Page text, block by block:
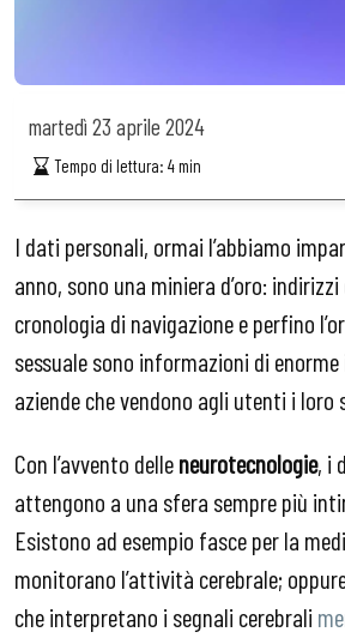
martedì 23 aprile 2024
Tempo di lettura:4min
I dati personali, ormai l’abbiamo
anno, sono una miniera d’oro:
cronologia di navigazione e perfino
sessuale sono informazioni di
aziende che vendono agli utenti i loro
Con l’avvento delleneurotecnologie, i
attengono a una sfera sempre più
Esistono ad esempio fasce per la
monitorano l’attività cerebrale;
che interpretano i segnali cerebrali